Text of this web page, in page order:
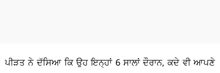
ਪੀੜਤ ਨੇ ਦੱਸਿਆ ਕਿ ਉਹ ਇਨ੍ਹਾਂ 6 ਸਾਲਾਂ ਦੌਰਾਨ, ਕਦੇ ਵੀ ਆਪਣੇ